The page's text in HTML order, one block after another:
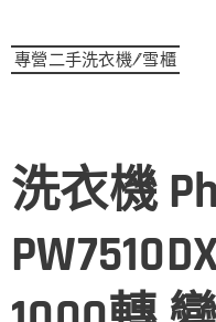
專營二手洗衣機/雪櫃
洗衣機